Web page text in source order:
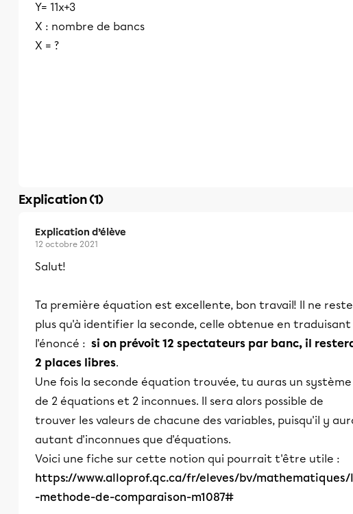
Y= 11x+3
X : nombre de bancs
X = ?
Explication (1)
Explication d’élève
12 octobre 2021
Salut!
Ta première équation est excellente, bon travail! Il ne reste
plus qu'à identifier la seconde, celle obtenue en traduisant
l'énoncé : si on prévoit 12 spectateurs par banc, il
2 places libres.
Une fois la seconde équation trouvée, tu auras un système
de 2 équations et 2 inconnues. Il sera alors possible de
trouver les valeurs de chacune des variables, puisqu'il y
autant d'inconnues que d'équations.
Voici une fiche sur cette notion qui pourrait t'être utile :
https://www.alloprof.qc.ca/fr/eleves/bv/mathematiques/
-methode-de-comparaison-m1087#